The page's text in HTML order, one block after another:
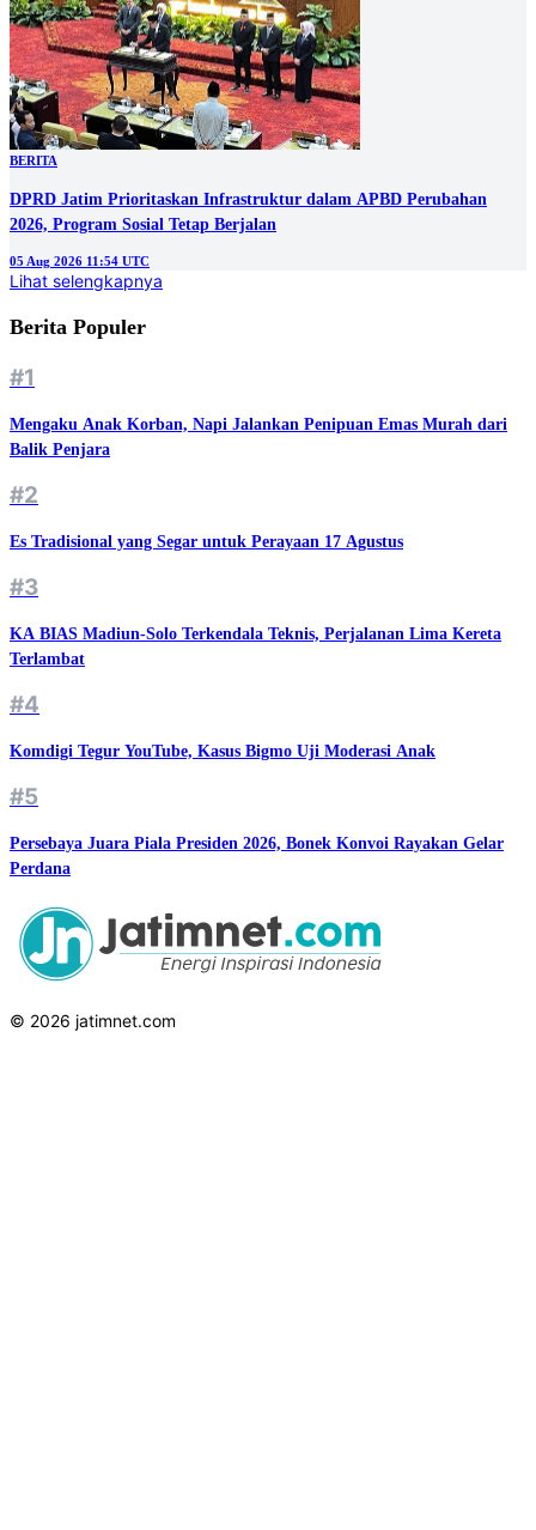
BERITA
DPRD Jatim Prioritaskan Infrastruktur dalam APBD Perubahan
2026, Program Sosial Tetap Berjalan
05 Aug 2026 11:54 UTC
Lihat selengkapnya
Berita Populer
#1
Mengaku Anak Korban, Napi Jalankan Penipuan Emas Murah dari
Balik Penjara
#2
Es Tradisional yang Segar untuk Perayaan 17 Agustus
#3
KA BIAS Madiun-Solo Terkendala Teknis, Perjalanan Lima Kereta
Terlambat
#4
Komdigi Tegur YouTube, Kasus Bigmo Uji Moderasi Anak
#5
Persebaya Juara Piala Presiden 2026, Bonek Konvoi Rayakan Gelar
Perdana
© 2026 jatimnet.com